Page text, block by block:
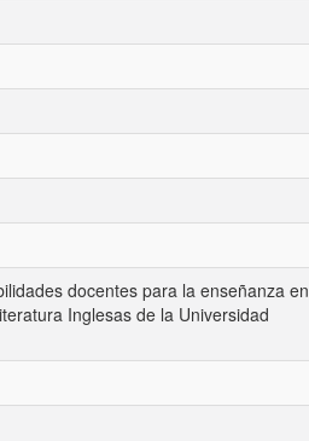
docentes para la enseñanza en
Inglesas de la Universidad